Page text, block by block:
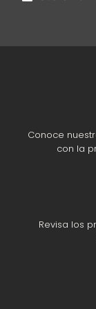
Conoce
con la
Revisa los